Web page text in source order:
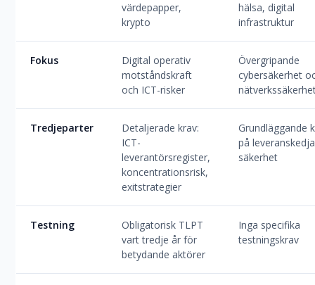
värdepapper,
krypto
hälsa, digital
infrastruktur
Fokus
Digital operativ
motståndskraft
och ICT-risker
Övergripande
cybersäkerhet
Tredjeparter
Detaljerade krav:
ICT-
leverantörsregister,
koncentrationsrisk,
exitstrategier
Grundläggande
på
säkerhet
Testning
Obligatorisk TLPT
vart tredje år för
betydande aktörer
Inga specifika
testningskrav